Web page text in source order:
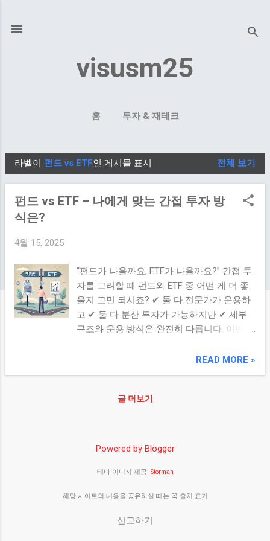
visusm25
홈 투자 & 재테크
글
라벨이 펀드 vs ETF인 게시물 표시 전체 보기
펀드 vs ETF – 나에게 맞는 간접 투자 방
식은?
4월 15, 2025
“펀드가 나을까요, ETF가 나을까요?” 간접 투
자를 고려할 때 펀드와 ETF 중 어떤 게 더 좋
을지 고민 되시죠? ✔ 둘 다 전문가가 운용하
고 ✔ 둘 다 분산 투자가 가능하지만 ✔ 세부
구조와 운용 방식은 완전히 다릅니다. 이번
고 추천 대상 까지 정리해드릴게요. 1. 구조의
주식처럼 실시간 매매 가능 운용 형태 전문가
0.1~0.5% + 증권사 거래 수수료 유동성 환매
은 쉽지만 관리 어려움 앱에서 간편 매매 및
료가 강점 👉 펀드는 자동 투자와 전문 운용
이 장점 2. 누가 어떤 상품을 선택하면 좋을
READ MORE »
글 더보기
Powered by Blogger
테마 이미지 제공: Storman
해당 사이트의 내용을 공유하실 때는 꼭 출처 표기
신고하기